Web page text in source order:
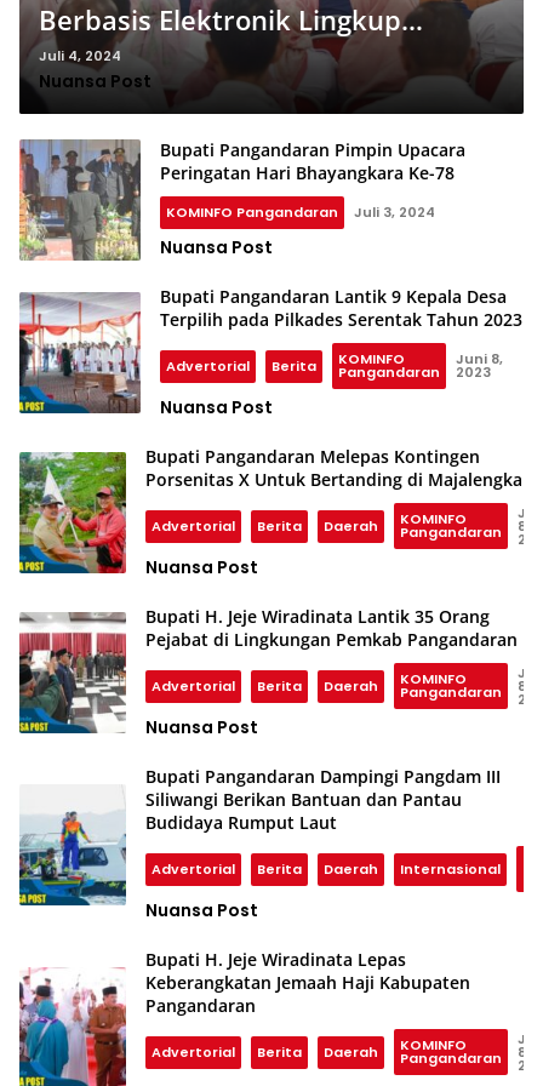
Berbasis Elektronik Lingkup
Pemkab Pangandaran
Juli 4, 2024
Nuansa Post
Bupati Pangandaran Pimpin Upacara
Peringatan Hari Bhayangkara Ke-78
KOMINFO Pangandaran Juli 3, 2024
Nuansa Post
Bupati Pangandaran Lantik 9 Kepala Desa
Terpilih pada Pilkades Serentak Tahun 2023
Advertorial Berita KOMINFO
Pangandaran
Juni 8,
2023
Nuansa Post
Bupati Pangandaran Melepas Kontingen
Porsenitas X Untuk Bertanding di Majalengka
Advertorial Berita Daerah KOMINFO
Pangandaran 8,
Nuansa Post
Bupati H. Jeje Wiradinata Lantik 35 Orang
Pejabat di Lingkungan Pemkab Pangandaran
Advertorial Berita Daerah KOMINFO
Pangandaran 8,
Nuansa Post
Bupati Pangandaran Dampingi Pangdam III
Siliwangi Berikan Bantuan dan Pantau
Budidaya Rumput Laut
Advertorial Berita Daerah Internasional
Nuansa Post
Bupati H. Jeje Wiradinata Lepas
Keberangkatan Jemaah Haji Kabupaten
Pangandaran
Advertorial Berita Daerah KOMINFO
Pangandaran 8,